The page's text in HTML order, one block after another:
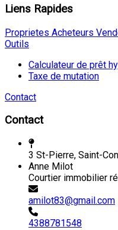
Liens Rapides
Proprietes Acheteurs
Outils
Calculateur de prêt
Taxe de mutation
Contact
Contact
3 St-Pierre, Saint-
Anne Milot
Courtier immobilier
amilot83@gmail.com
4388781548